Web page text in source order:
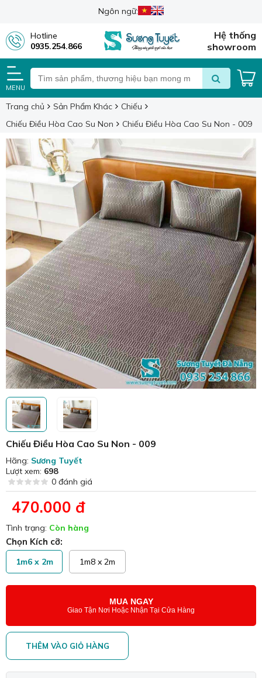
Ngôn ngữ:
Hotline
0935.254.866
Hệ thống
showroom
MENU
Trang chủ Sản Phẩm Khác
Chiếu
Chiếu Điều Hòa Cao Su Non
Chiếu Điều Hòa Cao Su Non - 009
Chiếu Điều Hòa Cao Su Non - 009
Hãng: Sương Tuyết
Lượt xem: 698
0 đánh giá
470.000 đ
Tình trạng: Còn hàng
Chọn Kích cỡ:
1m6 x 2m 1m8 x 2m
MUA NGAY
Giao Tận Nơi Hoặc Nhận Tại Cửa Hàng
THÊM VÀO GIỎ HÀNG